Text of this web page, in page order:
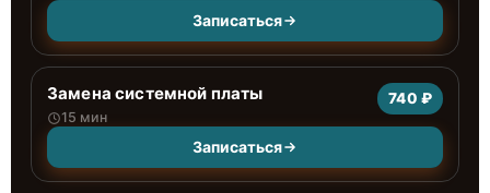
Записаться
Замена системной платы
15 мин
740 ₽
Записаться